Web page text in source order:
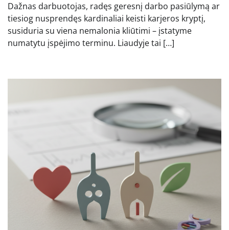
Dažnas darbuotojas, radęs geresnį darbo pasiūlymą ar
tiesiog nusprendęs kardinaliai keisti karjeros kryptį,
susiduria su viena nemalonia kliūtimi – įstatyme
numatytu įspėjimo terminu. Liaudyje tai […]